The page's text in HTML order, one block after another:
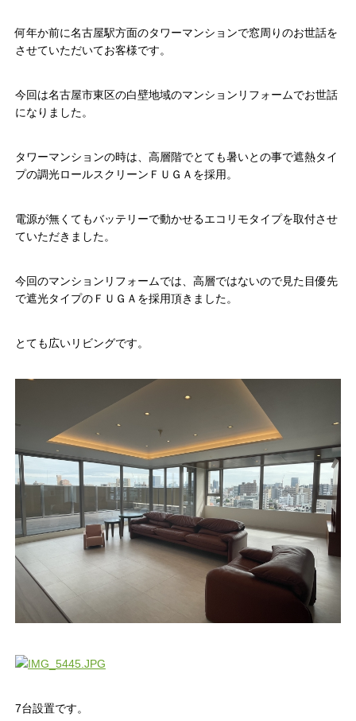
何年か前に名古屋駅方面のタワーマンションで窓周りのお世話を
させていただいてお客様です。
今回は名古屋市東区の白壁地域のマンションリフォームでお世話
になりました。
タワーマンションの時は、高層階でとても暑いとの事で遮熱タイ
プの調光ロールスクリーンＦＵＧＡを採用。
電源が無くてもバッテリーで動かせるエコリモタイプを取付させ
ていただきました。
今回のマンションリフォームでは、高層ではないので見た目優先
で遮光タイプのＦＵＧＡを採用頂きました。
とても広いリビングです。
7台設置です。